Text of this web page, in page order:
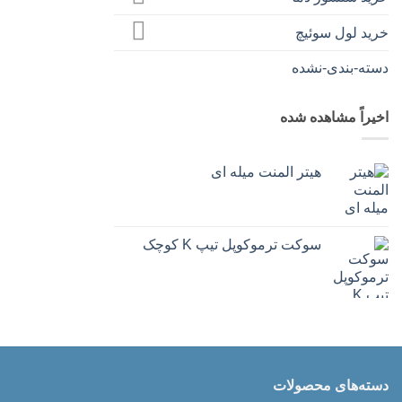
خرید لول سوئیچ
دسته-بندی-نشده
اخیراً مشاهده شده
هیتر المنت میله ای
سوکت ترموکوپل تیپ K کوچک
دسته‌های محصولات